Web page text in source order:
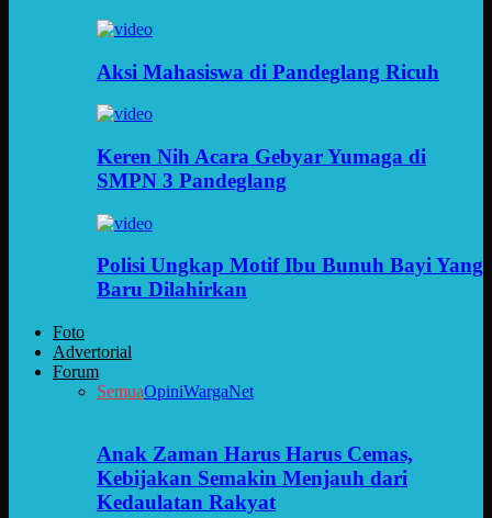
Aksi Mahasiswa di Pandeglang Ricuh
Keren Nih Acara Gebyar Yumaga di
SMPN 3 Pandeglang
Polisi Ungkap Motif Ibu Bunuh Bayi Yang
Baru Dilahirkan
Foto
Advertorial
Forum
SemuaOpiniWargaNet
Anak Zaman Harus Harus Cemas,
Kebijakan Semakin Menjauh dari
Kedaulatan Rakyat